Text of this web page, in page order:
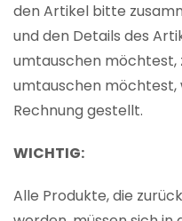
den Artikel bitte
und den Details des
umtauschen möchtest,
umtauschen möchtest,
Rechnung gestellt.
WICHTIG:
Alle Produkte, die